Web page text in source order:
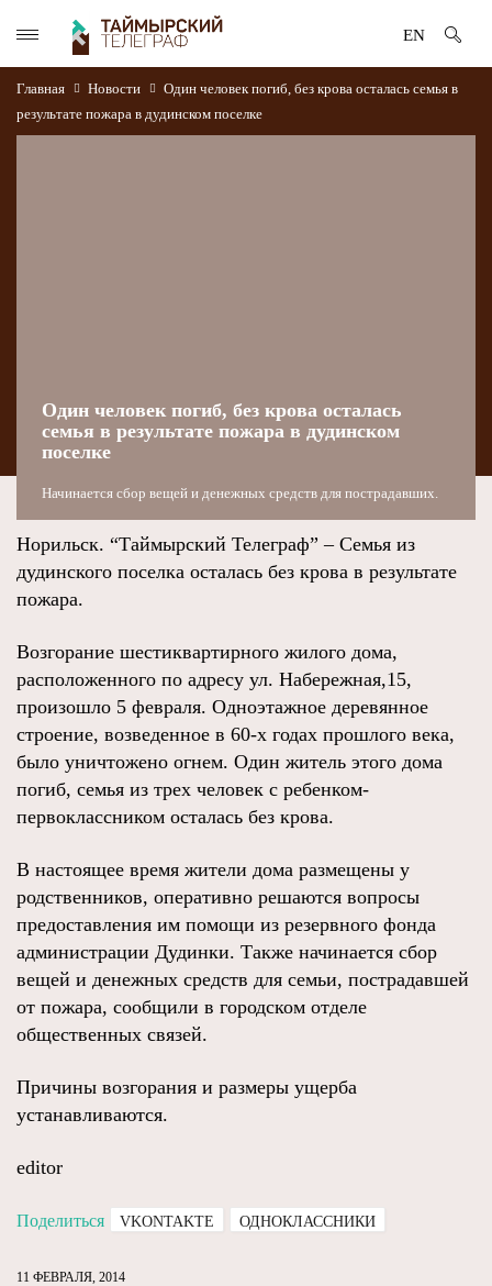
EN
Главная Новости
Один человек погиб, без крова осталась семья в
результате пожара в дудинском поселке
Один человек погиб, без крова осталась
семья в результате пожара в дудинском
поселке
Начинается сбор вещей и денежных средств для пострадавших.
Норильск. “Таймырский Телеграф” – Семья из
дудинского поселка осталась без крова в результате
пожара.
Возгорание шестиквартирного жилого дома,
расположенного по адресу ул. Набережная,15,
произошло 5 февраля. Одноэтажное деревянное
строение, возведенное в 60-х годах прошлого века,
было уничтожено огнем. Один житель этого дома
погиб, семья из трех человек с ребенком-
первоклассником осталась без крова.
В настоящее время жители дома размещены у
родственников, оперативно решаются вопросы
предоставления им помощи из резервного фонда
администрации Дудинки. Также начинается сбор
вещей и денежных средств для семьи, пострадавшей
от пожара, сообщили в городском отделе
общественных связей.
Причины возгорания и размеры ущерба
устанавливаются.
editor
Поделиться VKONTAKTE ОДНОКЛАССНИКИ
11 ФЕВРАЛЯ, 2014